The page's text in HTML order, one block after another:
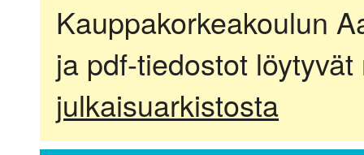
Kauppakorkeakoulun
ja pdf-tiedostot
julkaisuarkistosta